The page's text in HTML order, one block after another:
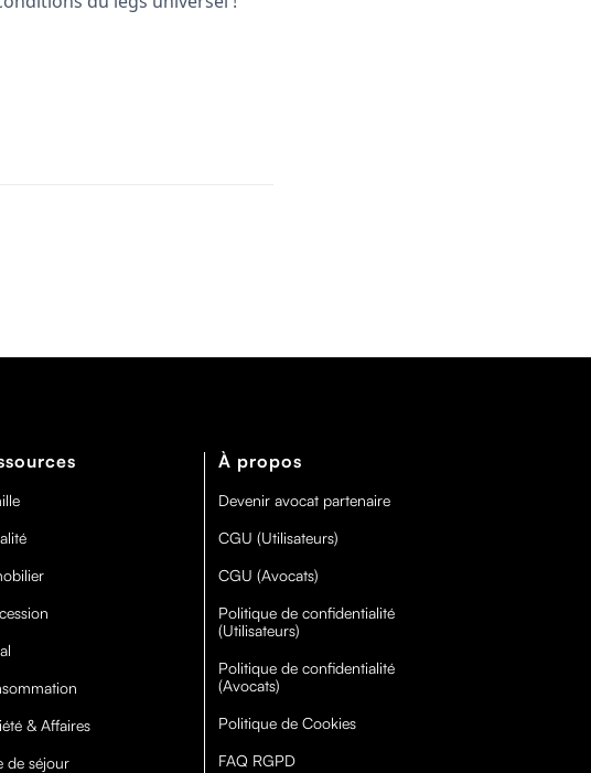
& Affaires
de séjour
À propos
Devenir avocat partenaire
CGU (Utilisateurs)
CGU (Avocats)
Politique de confidentialité
(Utilisateurs)
Politique de confidentialité
(Avocats)
Politique de Cookies
FAQ RGPD